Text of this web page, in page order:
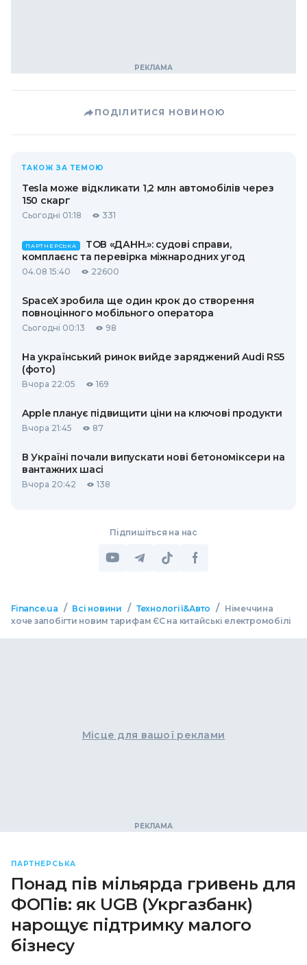
ПОДІЛИТИСЯ НОВИНОЮ
ТАКОЖ ЗА ТЕМОЮ
Tesla може відкликати 1,2 млн автомобілів через
150 скарг
Сьогодні 01:18 331
ПАРТНЕРСЬКА
ТОВ «ДАНН.»: судові справи,
комплаєнс та перевірка міжнародних угод
04.08 15:40 22600
SpaceX зробила ще один крок до створення
повноцінного мобільного оператора
Сьогодні 00:13 98
На український ринок вийде заряджений Audi RS5
(фото)
Вчора 22:05 169
Apple планує підвищити ціни на ключові продукти
Вчора 21:45 87
В Україні почали випускати нові бетономіксери на
вантажних шасі
Вчора 20:42 138
Підпишіться на нас
Finance.ua / Всі новини / Технології&Авто /
Німеччина
хоче запобігти новим тарифам ЄС на китайські електромобілі
Місце для вашої реклами
ПАРТНЕРСЬКА
Понад пів мільярда гривень для
ФОПів: як UGB (Укргазбанк)
нарощує підтримку малого
бізнесу